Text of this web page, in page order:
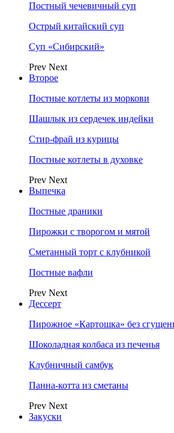
Постный чечевичный суп
Острый китайский суп
Суп «Сибирский»
Prev Next
Второе
Постные котлеты из моркови
Шашлык из сердечек индейки
Стир-фрай из курицы
Постные котлеты в духовке
Prev Next
Выпечка
Постные драники
Пирожки с творогом и мятой
Сметанный торт с клубникой
Постные вафли
Prev Next
Дессерт
Пирожное «Картошка» без
Шоколадная колбаса из печенья
Клубничный самбук
Панна-котта из сметаны
Prev Next
Закуски